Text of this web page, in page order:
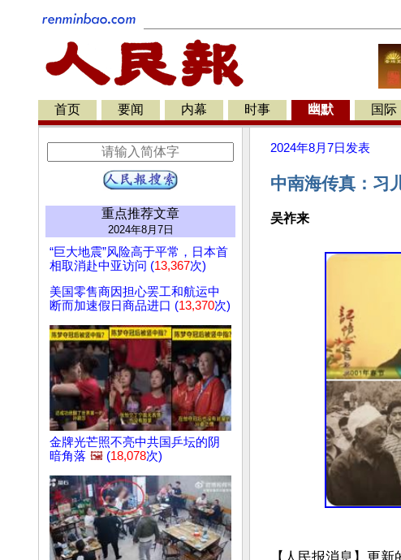
首页 要闻 内幕 时事 幽默 国际
重点推荐文章
2024年8月7日
“巨大地震”风险高于平常，日本首
相取消赴中亚访问 (13,367次)
美国零售商因担心罢工和航运中
断而加速假日商品进口 (13,370次)
金牌光芒照不亮中共国乒坛的阴
暗角落 🖼️ (18,078次)
2024年8月7日 发表
中南海传真：习
吴祚来